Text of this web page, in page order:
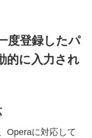
度登録したパ
的に入力され
Operaに対応して